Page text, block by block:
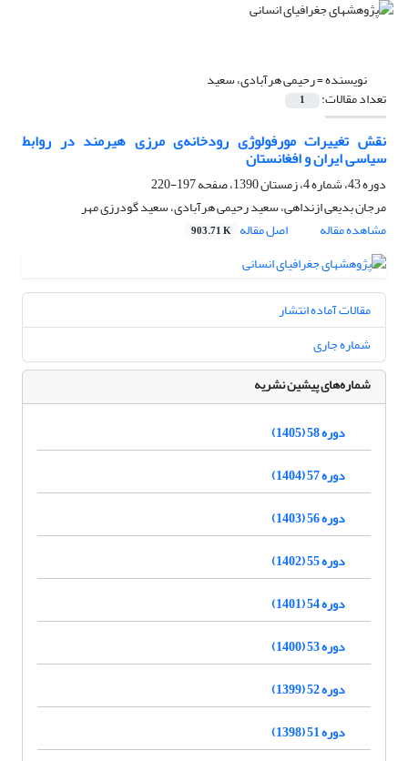
نویسنده =رحیمی هرآبادی، سعید
تعداد مقالات: 1
نقش تغییرات مورفولوژی رودخانه‌ی مرزی هیرمند در روابط
سیاسی ایران و افغانستان
دوره 43، شماره 4، زمستان 1390، صفحه
197-220
مرجان بدیعی ازنداهی، سعید رحیمی هرآبادی، سعید گودرزی مهر
مشاهده مقاله
اصل مقاله 903.71 K
مقالات آماده انتشار
شماره جاری
شماره‌های پیشین نشریه
دوره 58 (1405)
دوره 57 (1404)
دوره 56 (1403)
دوره 55 (1402)
دوره 54 (1401)
دوره 53 (1400)
دوره 52 (1399)
دوره 51 (1398)